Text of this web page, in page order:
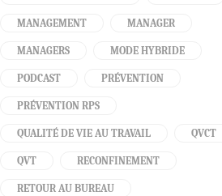
MANAGEMENT MANAGER
MANAGERS MODE HYBRIDE
PODCAST PRÉVENTION
PRÉVENTION RPS
QUALITÉ DE VIE AU TRAVAIL QVCT
QVT RECONFINEMENT
RETOUR AU BUREAU